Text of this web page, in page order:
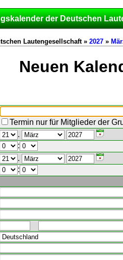
der Deutschen
Lautengesellschaft » 2027 »
Neuen
Termin nur für Mitglieder der
.
:
.
: